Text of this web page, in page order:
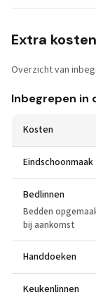
Extra kosten
Overzicht van
Inbegrepen in
Kosten
Eindschoonmaak
Bedlinnen
Bedden
bij aankomst
Handdoeken
Keukenlinnen